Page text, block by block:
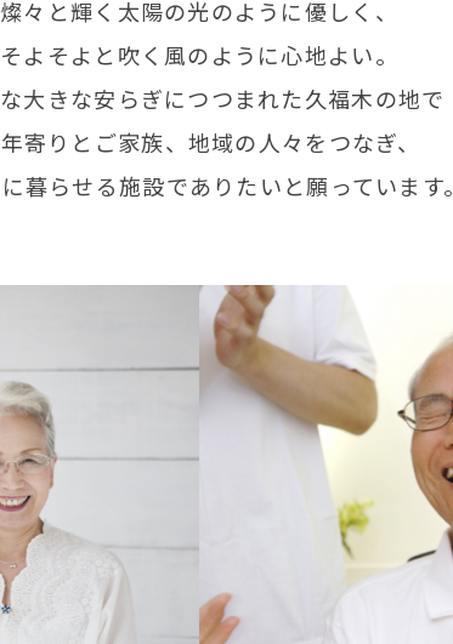
燦々と輝く太陽の光のように優しく、
そよそよと吹く風のように心地よい。
大きな安らぎにつつまれた久福木の地で
寄りとご家族、地域の人々をつなぎ、
暮らせる施設でありたいと願っています。